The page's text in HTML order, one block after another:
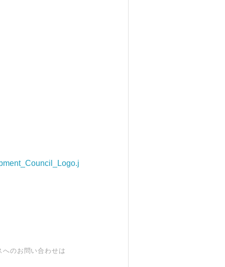
のお問い合わせは